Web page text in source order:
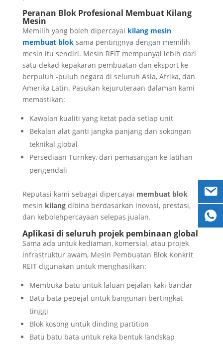
Peranan Blok Profesional Membuat Kilang
Mesin
Memilih yang boleh dipercayai kilang mesin
membuat bloksama pentingnya dengan memilih
mesin itu sendiri. Mesin REIT mempunyai lebih dari
satu dekad kepakaran pembuatan dan eksport ke
berpuluh -puluh negara di seluruh Asia, Afrika, dan
Amerika Latin. Pasukan kejuruteraan dalaman kami
memastikan:
Kawalan kualiti yang ketat pada setiap unit
Bekalan alat ganti jangka panjang dan sokongan
teknikal global
Persediaan Turnkey, dari pemasangan ke latihan
pengendali
Reputasi kami sebagai dipercayai membuat blok
mesin kilangdibina berdasarkan inovasi, prestasi,
dan kebolehpercayaan selepas jualan.
Aplikasi di seluruh projek pembinaan global
Sama ada untuk kediaman, komersial, atau projek
infrastruktur awam, Mesin Pembuatan Blok Konkrit
REIT digunakan untuk menghasilkan:
Membuka batu untuk laluan pejalan kaki bandar
Batu bata pepejal untuk bangunan bertingkat
tinggi
Blok kosong untuk dinding partition
Batu batu bata untuk reka bentuk landskap